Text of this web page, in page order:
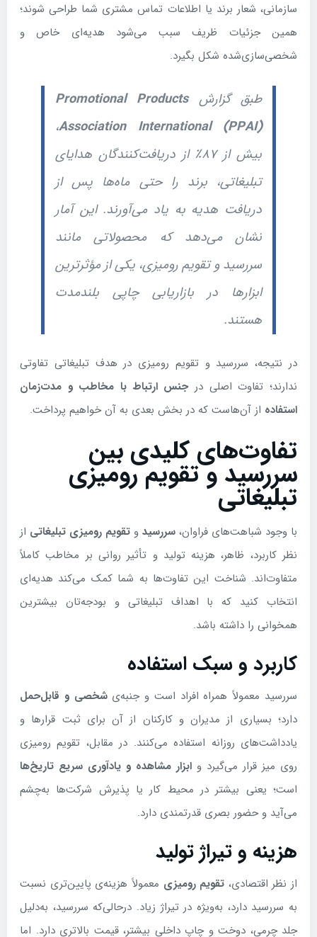
سازمانی، شعار برند یا اطلاعات تماس مشتری شما طراحی شوند؛
همین جزئیات ظریف سبب می‌شود هدیه‌ای خاص و
شخصی‌سازی‌شده شکل بگیرد.
طبق گزارشPromotional Products
Association International (PPAI)،
بیش از ۸۷٪ از دریافت‌کنندگان هدایای
تبلیغاتی، برند را حتی ماه‌ها پس از
دریافت هدیه به یاد می‌آورند. این آمار
نشان می‌دهد که محصولاتی مانند
سررسید و تقویم رومیزی، یکی از مؤثرترین
ابزارها در بازاریابی چاپی بلندمدت
هستند.
در نتیجه، سررسید و تقویم رومیزی در هدف تبلیغاتی تفاوتی
ندارند؛ تفاوت اصلی درجنس ارتباط با مخاطب و مدت‌زمان
استفاده از آن‌هاست که در بخش بعدی به آن خواهیم پرداخت.
تفاوت‌های کلیدی بین
سررسید و تقویم رومیزی
تبلیغاتی
با وجود شباهت‌های فراوان، سررسید و تقویم رومیزی تبلیغاتی از
نظر کاربرد، ظاهر، هزینه تولید و تأثیر روانی بر مخاطب کاملاً
متفاوت‌اند. شناخت این تفاوت‌ها به شما کمک می‌کند هدیه‌ای
انتخاب کنید که با اهداف تبلیغاتی و بودجه‌تان بیشترین
همخوانی را داشته باشد.
کاربرد و سبک استفاده
سررسید معمولاً همراه افراد است و جنبه‌یشخصی و قابل‌حمل
دارد؛ بسیاری از مدیران و کارکنان از آن برای ثبت قرارها و
یادداشت‌های روزانه استفاده می‌کنند. در مقابل، تقویم رومیزی
روی میز قرار می‌گیرد و ابزار مشاهده و یادآوری سریع تاریخ‌ها
است؛ یعنی بیشتر در محیط کار یا پذیرش شرکت‌ها به‌چشم
می‌آید و حضور بصری قدرتمندی دارد.
هزینه و تیراژ تولید
از نظر اقتصادی، تقویم رومیزی معمولاً هزینه‌ی پایین‌تری نسبت
به سررسید دارد، به‌ویژه در تیراژ زیاد. درحالی‌که سررسید، به‌دلیل
جلد چرمی، دوخت و چاپ داخلی بیشتر، قیمت بالاتری دارد. اما